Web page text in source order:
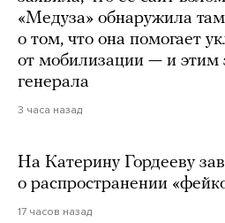
«Медуза» обнаружила
о том, что она помогает
от мобилизации — и этим
генерала
3 часа назад
На Катерину Гордееву
о распространении
17 часов назад